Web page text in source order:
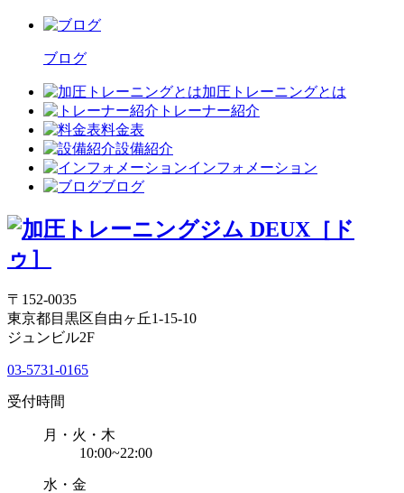
ブログ
加圧トレーニングとは
トレーナー紹介
料金表
設備紹介
インフォメーション
ブログ
〒152-0035
東京都目黒区自由ヶ丘1-15-10
ジュンビル2F
03-5731-0165
受付時間
月・火・木
10:00~22:00
水・金